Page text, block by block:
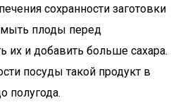
сохранности заготовки
плоды перед
их и добавить больше сахара.
посуды такой продукт в
полугода.